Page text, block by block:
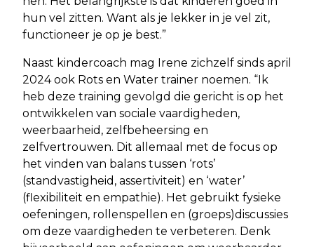
hun vel zitten. Want als je lekker in je vel zit,
functioneer je op je best.”
Naast kindercoach mag Irene zichzelf sinds april
2024 ook Rots en Water trainer noemen. “Ik
heb deze training gevolgd die gericht is op het
ontwikkelen van sociale vaardigheden,
weerbaarheid, zelfbeheersing en
zelfvertrouwen. Dit allemaal met de focus op
het vinden van balans tussen ‘rots’
(standvastigheid, assertiviteit) en ‘water’
(flexibiliteit en empathie). Het gebruikt fysieke
oefeningen, rollenspellen en (groeps)discussies
om deze vaardigheden te verbeteren. Denk